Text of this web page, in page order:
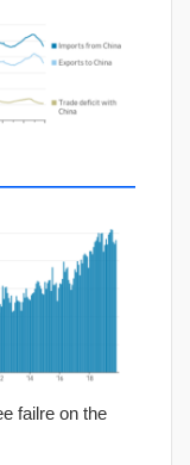
failre on the